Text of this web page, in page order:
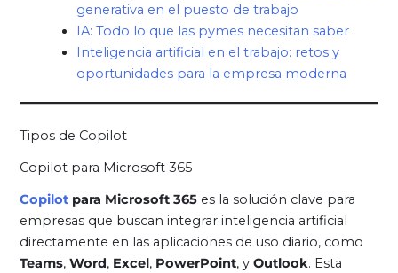
generativa en el puesto de trabajo
IA: Todo lo que las pymes necesitan saber
Inteligencia artificial en el trabajo: retos y
oportunidades para la empresa moderna
Tipos de Copilot
Copilot para Microsoft 365
Copilot para Microsoft 365es la solución clave para
empresas que buscan integrar inteligencia artificial
directamente en las aplicaciones de uso diario, como
Teams, Word, Excel, PowerPoint, y Outlook. Esta